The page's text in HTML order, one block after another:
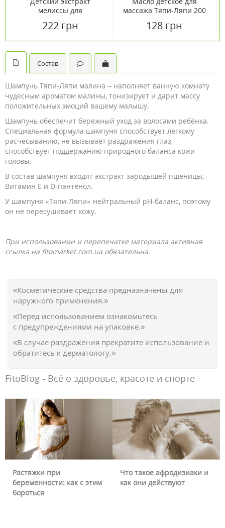
мелиссы для
Boom 200 мл
222 грн
массажа Тяпи-Ляпи 200
128 грн
Состав
Шампунь Тяпи-Ляпи малина – наполняет ванную комнату
чудесным ароматом малины, тонизирует и дарит массу
положительных эмоций вашему малышу.
Шампунь обеспечит бережный уход за волосами ребёнка.
Специальная формула шампуня способствует лёгкому
расчёсыванию, не вызывает раздражения глаз,
способствует поддержанию природного баланса кожи
головы.
В состав шампуня входят экстракт зародышей пшеницы,
Витамин Е и D-пантенол.
У шампуня «Тяпи-Ляпи» нейтральный pH-баланс, поэтому
он не пересушивает кожу.
При использовании и перепечатке материала активная
ссылка на fitomarket.com.ua обязательна.
«Косметические средства предназначены для
наружного применения.»
«Перед использованием ознакомьтесь
с предупреждениями на упаковке.»
«В случае раздражения прекратите использование и
обратитесь к дерматологу.»
FitoBlog - Всё о здоровье, красоте и спорте
Растяжки при
беременности: как с этим
бороться
Что такое афродизиаки и
как они действуют